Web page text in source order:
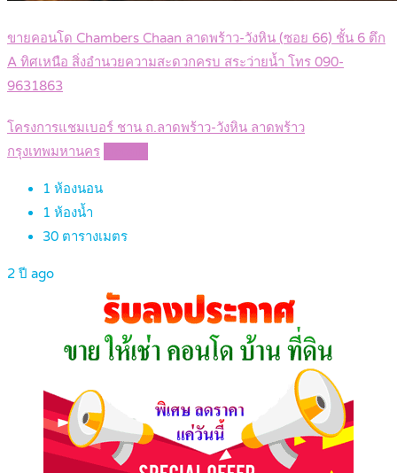
ขายคอนโด Chambers Chaan ลาดพร้าว-วังหิน (ซอย 66) ชั้น 6 ตึก
A ทิศเหนือ สิ่งอำนวยความสะดวกครบ สระว่ายน้ำ โทร 090-
9631863
โครงการแชมเบอร์ ชาน ถ.ลาดพร้าว-วังหิน ลาดพร้าว
กรุงเทพมหานคร
1 ห้องนอน
1 ห้องน้ำ
30 ตารางเมตร
2 ปี ago